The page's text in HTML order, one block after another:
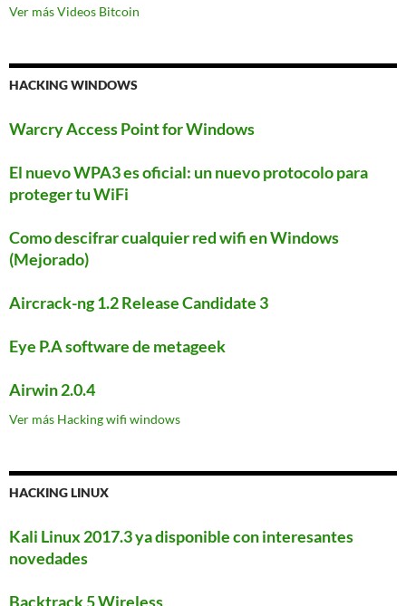
Ver más Videos Bitcoin
HACKING WINDOWS
Warcry Access Point for Windows
El nuevo WPA3 es oficial: un nuevo protocolo para
proteger tu WiFi
Como descifrar cualquier red wifi en Windows
(Mejorado)
Aircrack-ng 1.2 Release Candidate 3
Eye P.A software de metageek
Airwin 2.0.4
Ver más Hacking wifi windows
HACKING LINUX
Kali Linux 2017.3 ya disponible con interesantes
novedades
Backtrack 5 Wireless